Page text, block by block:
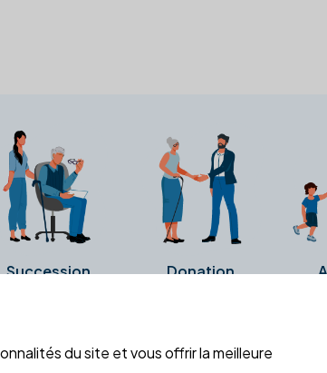
Succession Donation
Business de l'office notarial. Ils n'ont ni
du site et vous offrir la meilleure